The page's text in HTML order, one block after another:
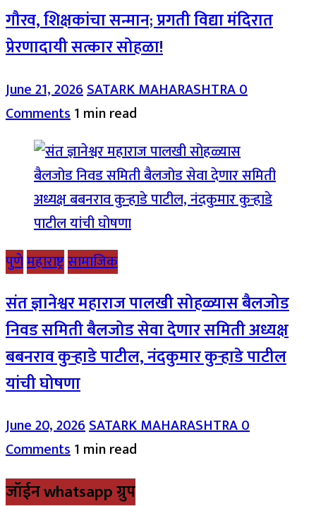
गौरव, शिक्षकांचा सन्मान; प्रगती विद्या मंदिरात
प्रेरणादायी सत्कार सोहळा!
June 21, 2026SATARK MAHARASHTRA0
Comments1 min read
पुणेमहाराष्ट्रसामाजिक
संत ज्ञानेश्वर महाराज पालखी सोहळ्यास बैलजोड
निवड समिती बैलजोड सेवा देणार समिती अध्यक्ष
बबनराव कुऱ्हाडे पाटील, नंदकुमार कुऱ्हाडे पाटील
यांची घोषणा
June 20, 2026SATARK MAHARASHTRA0
Comments1 min read
जॉईन whatsapp ग्रुप